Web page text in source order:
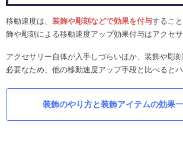
移動速度は、 装飾や彫刻などで効果を付与するこ
飾や彫刻による移動速度アップ効果付与はアクセサ
アクセサリー自体が入手しづらいほか、装飾や彫
必要なため、他の移動速度アップ手段と比べるとハ
装飾のやり方と装飾アイテムの効果